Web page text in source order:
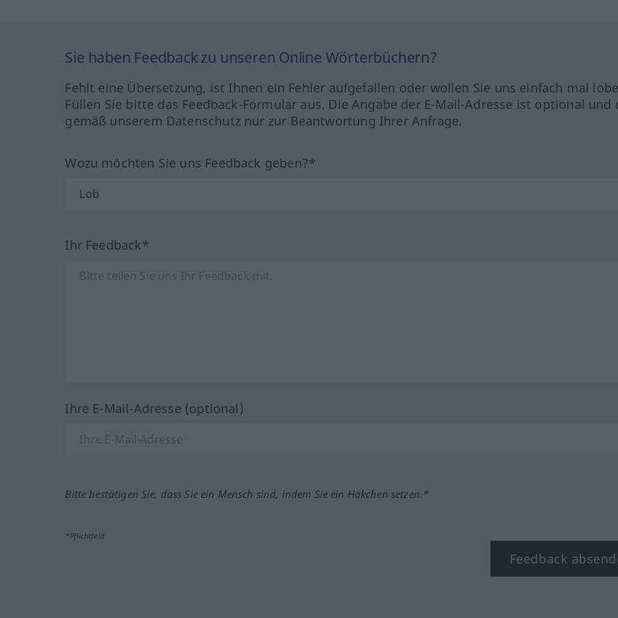
Sie haben Feedback zu unseren Online Wörterbüchern?
Fehlt eine Übersetzung, ist Ihnen ein Fehler aufgefallen oder wollen Sie uns einfach mal
Füllen Sie bitte das Feedback-Formular aus. Die Angabe der E-Mail-Adresse ist optional und
gemäß unserem Datenschutz nur zur Beantwortung Ihrer Anfrage.
Wozu möchten Sie uns Feedback geben?*
Ihr Feedback*
Ihre E-Mail-Adresse (optional)
Bitte bestätigen Sie, dass Sie ein Mensch sind, indem Sie ein Häkchen setzen.*
*Pflichtfeld
Feedback